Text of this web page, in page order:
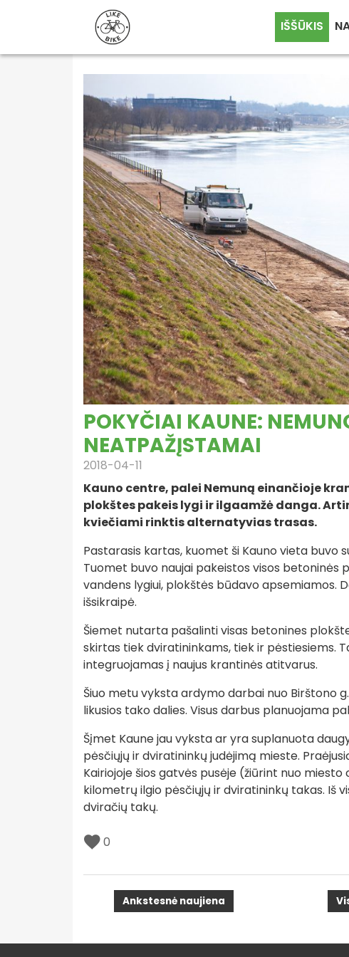
IŠŠŪKIS
POKYČIAI KAUNE:
NEATPAŽĮSTAMAI
2018-04-11
Kauno centre, palei Nemuną einančioje
plokštes pakeis lygi ir ilgaamžė danga.
kviečiami rinktis alternatyvias trasas.
Pastarasis kartas, kuomet ši Kauno vieta buvo
Tuomet buvo naujai pakeistos visos
vandens lygiui, plokštės būdavo apsemiamos.
išsikraipė.
Šiemet nutarta pašalinti visas betonines
skirtas tiek dviratininkams, tiek ir pėstiesiems.
integruojamas į naujus krantinės atitvarus.
Šiuo metu vyksta ardymo darbai nuo Birštono
likusios tako dalies. Visus darbus planuojama
Šįmet Kaune jau vyksta ar yra suplanuota
pėsčiųjų ir dviratininkų judėjimą mieste.
Kairiojoje šios gatvės pusėje (žiūrint nuo
kilometrų ilgio pėsčiųjų ir dviratininkų takas. Iš
dviračių takų.
0
Ankstesnė naujiena